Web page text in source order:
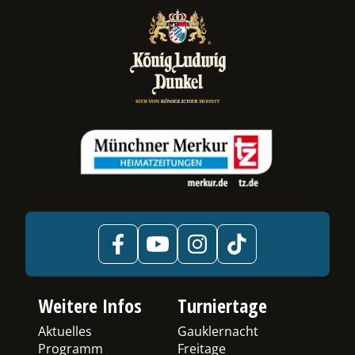
Weitere Infos
Aktuelles
Programm
Turniertage
Gauklernacht
Freitage